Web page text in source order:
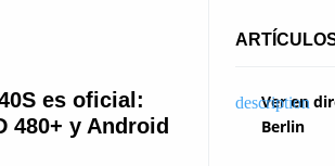
es oficial:
480+ y Android
Ver en
Berlin